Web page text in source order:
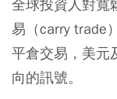
全球投資人對寬
易（carry trade
平倉交易，美元
向的訊號。